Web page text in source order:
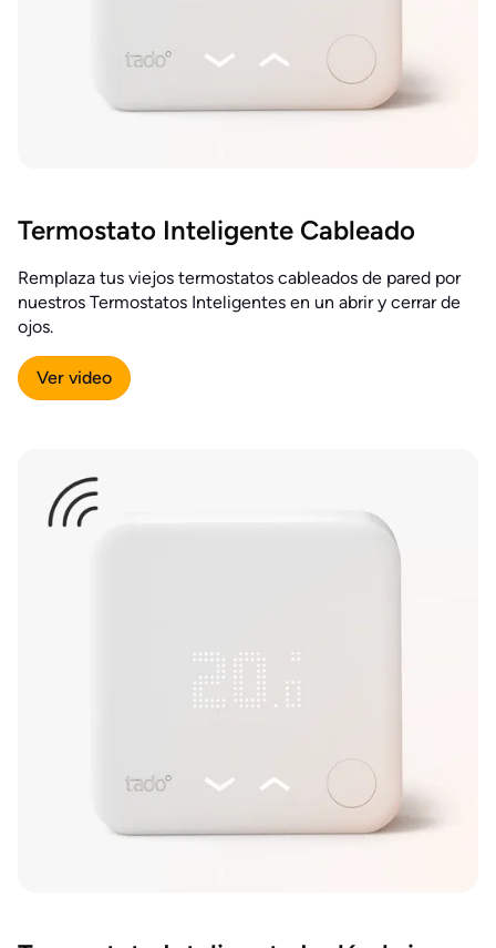
Termostato Inteligente Cableado
Remplaza tus viejos termostatos cableados de pared por
nuestros Termostatos Inteligentes en un abrir y cerrar de
ojos.
Ver video